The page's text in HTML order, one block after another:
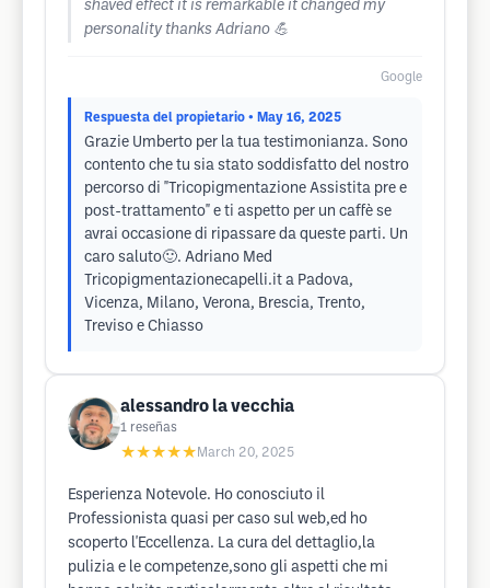
shaved effect it is remarkable it changed my
personality thanks Adriano 💪
Google
Respuesta del propietario • May 16, 2025
Grazie Umberto per la tua testimonianza. Sono
contento che tu sia stato soddisfatto del nostro
percorso di "Tricopigmentazione Assistita pre e
post-trattamento" e ti aspetto per un caffè se
avrai occasione di ripassare da queste parti. Un
caro saluto🙂. Adriano Med
Tricopigmentazionecapelli.it a Padova,
Vicenza, Milano, Verona, Brescia, Trento,
Treviso e Chiasso
alessandro la vecchia
1 reseñas
★★★★★ March 20, 2025
Esperienza Notevole. Ho conosciuto il
Professionista quasi per caso sul web,ed ho
scoperto l'Eccellenza. La cura del dettaglio,la
pulizia e le competenze,sono gli aspetti che mi